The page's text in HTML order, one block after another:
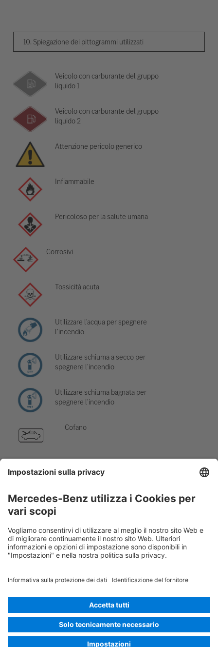
10. Spiegazione dei pittogrammi utilizzati
Veicolo con carburante del gruppo
liquido 1
Veicolo con carburante del gruppo
liquido 2
Attenzione pericolo generico
Infiammabile
Pericoloso per la salute umana
Corrosivi
Tossicità acuta
Utilizzare l'acqua per spegnere
l'incendio
Utilizzare schiuma a secco per
spegnere l'incendio
Utilizzare schiuma bagnata per
spegnere l'incendio
Cofano
Bagagliaio
Rimozione chiave intelligente
Rescue Card Van Versione 07/2026 02.2 ID-Nr.: 420.63
© 2026Mercedes-Benz AG
Identificativo fornitore
Impostazioni dei cookie
Protezione dei dati
Note legali